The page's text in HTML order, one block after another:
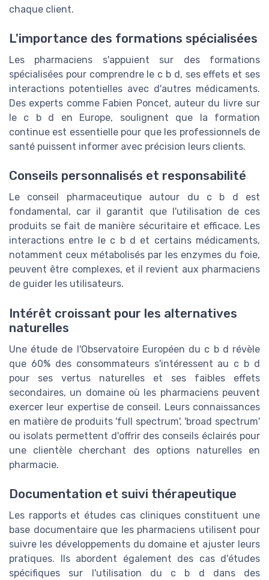
chaque client.
L'importance des formations spécialisées
Les pharmaciens s'appuient sur des formations
spécialisées pour comprendre le c b d, ses effets et ses
interactions potentielles avec d'autres médicaments.
Des experts comme Fabien Poncet, auteur du livre sur
le c b d en Europe, soulignent que la formation
continue est essentielle pour que les professionnels de
santé puissent informer avec précision leurs clients.
Conseils personnalisés et responsabilité
Le conseil pharmaceutique autour du c b d est
fondamental, car il garantit que l'utilisation de ces
produits se fait de manière sécuritaire et efficace. Les
interactions entre le c b d et certains médicaments,
notamment ceux métabolisés par les enzymes du foie,
peuvent être complexes, et il revient aux pharmaciens
de guider les utilisateurs.
Intérêt croissant pour les alternatives
naturelles
Une étude de l'Observatoire Européen du c b d révèle
que 60% des consommateurs s'intéressent au c b d
pour ses vertus naturelles et ses faibles effets
secondaires, un domaine où les pharmaciens peuvent
exercer leur expertise de conseil. Leurs connaissances
en matière de produits 'full spectrum', 'broad spectrum'
ou isolats permettent d'offrir des conseils éclairés pour
une clientèle cherchant des options naturelles en
pharmacie.
Documentation et suivi thérapeutique
Les rapports et études cas cliniques constituent une
base documentaire que les pharmaciens utilisent pour
suivre les développements du domaine et ajuster leurs
pratiques. Ils abordent également des cas d'études
spécifiques sur l'utilisation du c b d dans des